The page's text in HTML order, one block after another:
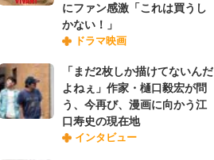
にファン感激「これは買うし
かない！」
ドラマ映画
「まだ2枚しか描けてないんだ
よねぇ」作家・樋口毅宏が問
う、今再び、漫画に向かう江
口寿史の現在地
インタビュー